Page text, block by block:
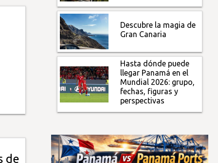
de
Descubre la magia de
Gran Canaria
Hasta dónde puede
llegar Panamá en el
Mundial 2026: grupo,
fechas, figuras y
perspectivas